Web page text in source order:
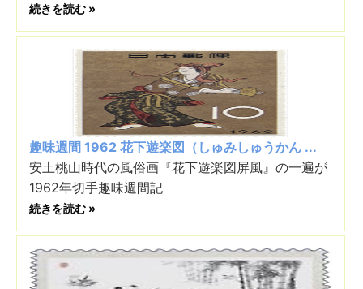
続きを読む »
趣味週間 1962 花下遊楽図（しゅみしゅうかん ...
安土桃山時代の風俗画『花下遊楽図屏風』の一遍が
1962年切手趣味週間記
続きを読む »